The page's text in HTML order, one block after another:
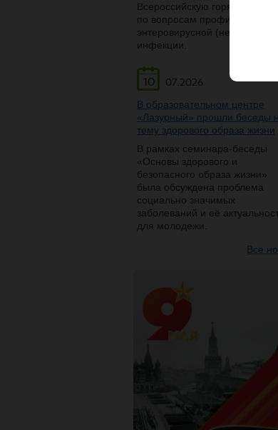
Всероссийскую горячую линию
по вопросам профилактики
энтеровирусной (неполио)
инфекции.
10
07.2026
В образовательном центре
«Лазурный» прошли беседы
тему здорового образа жизни
В рамках семинара-беседы
«Основы здорового и
безопасного образа жизни»
была обсуждена проблема
социально значимых
заболеваний и её
для молодежи.
Все